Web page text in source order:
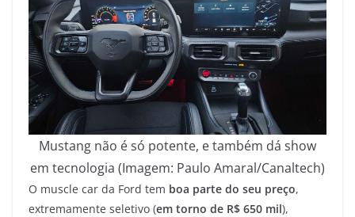
Mustang não é só potente, e também dá show
em tecnologia (Imagem: Paulo Amaral/Canaltech)
O muscle car da Ford tem boa parte do seu preço,
extremamente seletivo (em torno de R$ 650 mil),